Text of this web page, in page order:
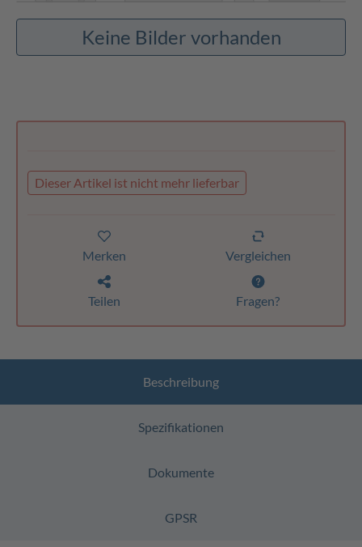
Keine Bilder vorhanden
Dieser Artikel ist nicht mehr lieferbar
Merken Vergleichen
Teilen Fragen?
Beschreibung
Spezifikationen
Dokumente
GPSR